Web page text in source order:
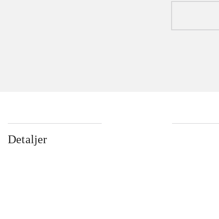
Detaljer